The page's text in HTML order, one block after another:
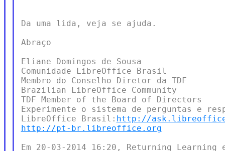
Da uma lida, veja se ajuda.
Abraço
Eliane Domingos de Sousa
Comunidade LibreOffice Brasil
Membro do Conselho Diretor da TDF
Brazilian LibreOffice Community
TDF Member of the Board of Directors
Experimente o sistema de perguntas e
LibreOffice Brasil: http://
http://pt-br.libreoffice.org